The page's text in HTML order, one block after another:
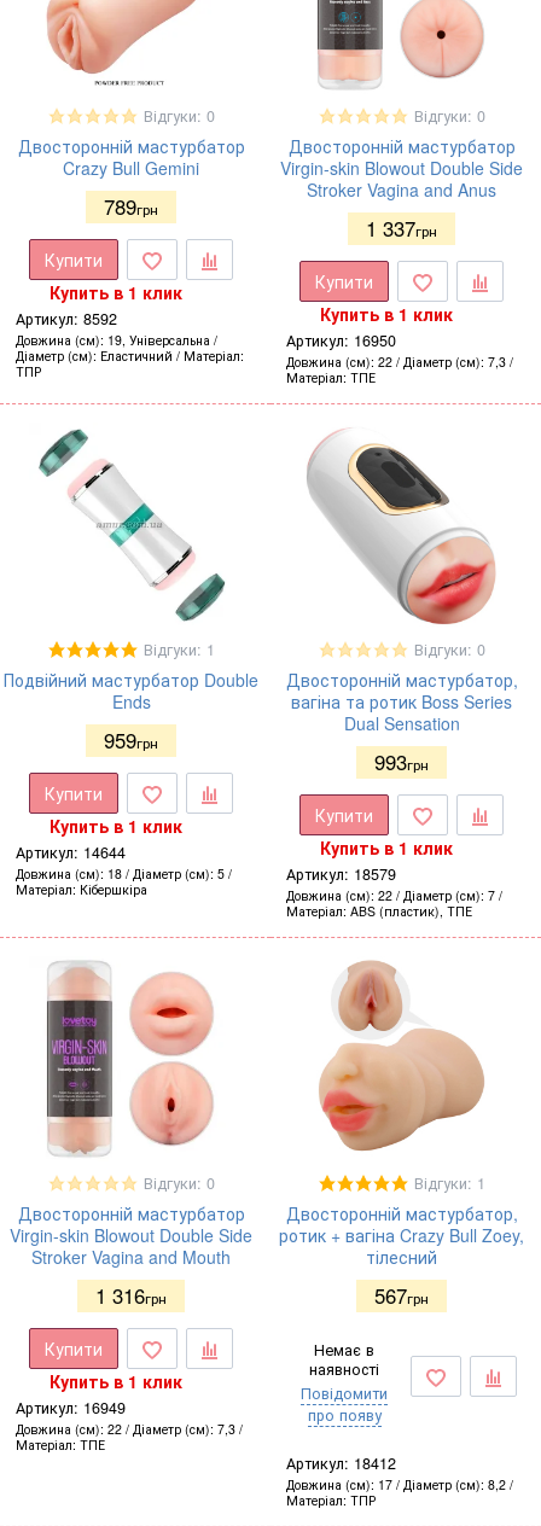
Відгуки: 0
Двосторонній мастурбатор
Crazy Bull Gemini
789грн
Купити
Купить в 1 клик
Артикул: 8592
Довжина (см) 19, Універсальна
Діаметр (см) Еластичний
Матеріал
ТПР
Відгуки: 0
Двосторонній мастурбатор
Virgin-skin Blowout Double Side
Stroker Vagina and Anus
1 337грн
Купити
Купить в 1 клик
Артикул: 16950
Довжина (см) 22 Діаметр (см) 7,3
Матеріал ТПЕ
Відгуки: 1
Подвійний мастурбатор Double
Ends
959грн
Купити
Купить в 1 клик
Артикул: 14644
Довжина (см) 18 Діаметр (см) 5
Матеріал Кібершкіра
Відгуки: 0
Двосторонній мастурбатор,
вагіна та ротик Boss Series
Dual Sensation
993грн
Купити
Купить в 1 клик
Артикул: 18579
Довжина (см) 22 Діаметр (см) 7
Матеріал ABS (пластик), ТПЕ
Відгуки: 0
Двосторонній мастурбатор
Virgin-skin Blowout Double Side
Stroker Vagina and Mouth
1 316грн
Купити
Купить в 1 клик
Артикул: 16949
Довжина (см) 22 Діаметр (см) 7,3
Матеріал ТПЕ
Відгуки: 1
Двосторонній мастурбатор,
ротик + вагіна Crazy Bull Zoey,
тілесний
567грн
Немає в
наявності
Повідомити
про появу
Артикул: 18412
Довжина (см) 17 Діаметр (см) 8,2
Матеріал ТПР